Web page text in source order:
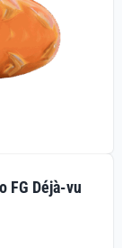
FG Déjà-vu